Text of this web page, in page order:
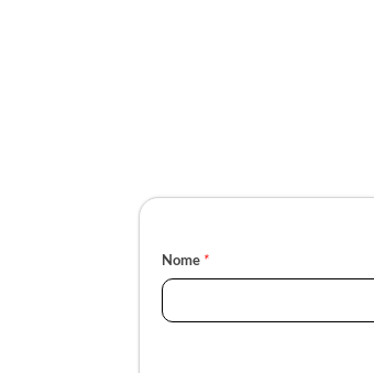
Nome *